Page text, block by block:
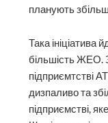
планують
Така ініціатива
більшість ЖЕО.
підприємтстві
дизпаливо та
підприємстві,